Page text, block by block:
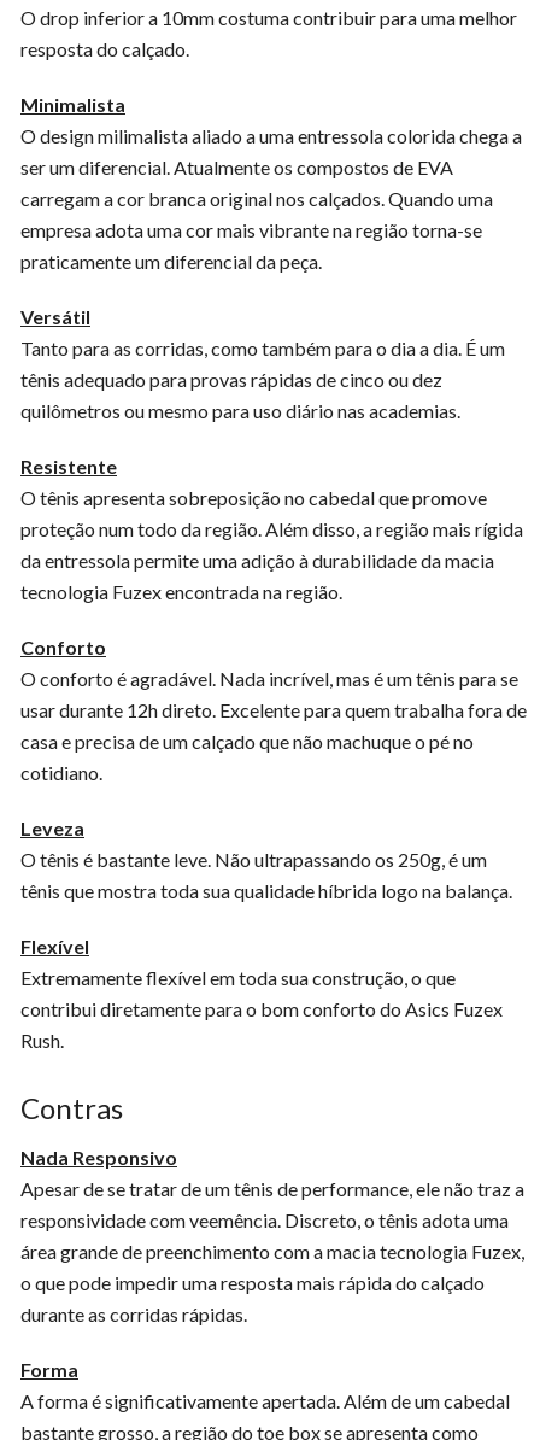
O drop inferior a 10mm costuma contribuir para uma melhor
resposta do calçado.
Minimalista
O design milimalista aliado a uma entressola colorida chega a
ser um diferencial. Atualmente os compostos de EVA
carregam a cor branca original nos calçados. Quando uma
empresa adota uma cor mais vibrante na região torna-se
praticamente um diferencial da peça.
Versátil
Tanto para as corridas, como também para o dia a dia. É um
tênis adequado para provas rápidas de cinco ou dez
quilômetros ou mesmo para uso diário nas academias.
Resistente
O tênis apresenta sobreposição no cabedal que promove
proteção num todo da região. Além disso, a região mais rígida
da entressola permite uma adição à durabilidade da macia
tecnologia Fuzex encontrada na região.
Conforto
O conforto é agradável. Nada incrível, mas é um tênis para se
usar durante 12h direto. Excelente para quem trabalha fora de
casa e precisa de um calçado que não machuque o pé no
cotidiano.
Leveza
O tênis é bastante leve. Não ultrapassando os 250g, é um
tênis que mostra toda sua qualidade híbrida logo na balança.
Flexível
Extremamente flexível em toda sua construção, o que
contribui diretamente para o bom conforto do Asics Fuzex
Rush.
Contras
Nada Responsivo
Apesar de se tratar de um tênis de performance, ele não traz a
responsividade com veemência. Discreto, o tênis adota uma
área grande de preenchimento com a macia tecnologia Fuzex,
o que pode impedir uma resposta mais rápida do calçado
durante as corridas rápidas.
Forma
A forma é significativamente apertada. Além de um cabedal
bastante grosso, a região do toe box se apresenta como